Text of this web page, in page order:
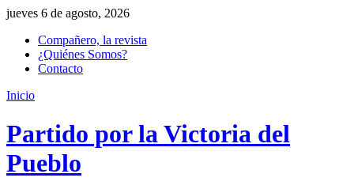
jueves 6 de agosto, 2026
Compañero, la revista
¿Quiénes Somos?
Contacto
Inicio
Partido por la Victoria del
Pueblo